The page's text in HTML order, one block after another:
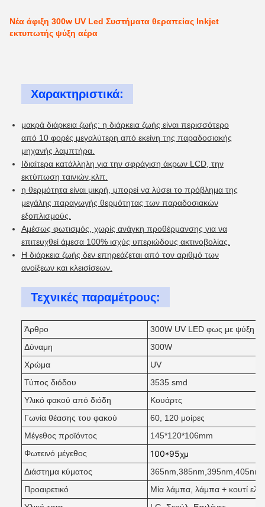
Νέα άφιξη 300w UV Led Συστήματα θεραπείας Inkjet
εκτυπωτής ψύξη αέρα
Χαρακτηριστικά:
μακρά διάρκεια ζωής: η διάρκεια ζωής είναι περισσότερο
από 10 φορές μεγαλύτερη από εκείνη της παραδοσιακής
μηχανής λαμπτήρα.
Ιδιαίτερα κατάλληλη για την σφράγιση άκρων LCD, την
εκτύπωση ταινιών,κλπ.
η θερμότητα είναι μικρή, μπορεί να λύσει το πρόβλημα της
μεγάλης παραγωγής θερμότητας των παραδοσιακών
εξοπλισμούς.
Αμέσως φωτισμός, χωρίς ανάγκη προθέρμανσης για να
επιτευχθεί άμεσα 100% ισχύς υπεριώδους ακτινοβολίας.
Η διάρκεια ζωής δεν επηρεάζεται από τον αριθμό των
ανοίξεων και κλεισίσεων.
Τεχνικές παραμέτρους:
Άρθρο
300W UV LED φως με ψύξη
Δύναμη
300W
Χρώμα
UV
Τύπος διόδου
3535 smd
Υλικό φακού από διόδη
Κουάρτς
Γωνία θέασης του φακού
60, 120 μοίρες
Μέγεθος προϊόντος
145*120*106mm
Φωτεινό μέγεθος
100*95χμ
Διάστημα κύματος
365nm,385nm,395nm,405nm
Προαιρετικό
Μία λάμπα, λάμπα + κουτί